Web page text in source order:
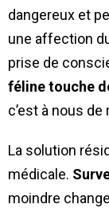
dangereux et
une affection
prise de
féline touche
c’est à nous
La solution
médicale.
moindre